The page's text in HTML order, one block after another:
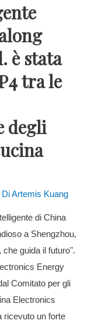
è stata
tra le
degli
DiArtemis Kuang
di China
a Shengzhou,
guida il futuro".
Energy
Comitato per gli
Electronics
ricevuto un forte